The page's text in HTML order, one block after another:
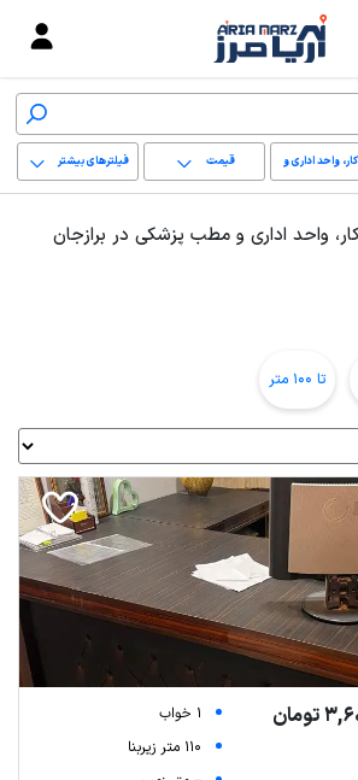
واحد اداری و
پزشکی
قیمت فیلترهای بیشتر
واحد اداری و مطب پزشکی در برازجان
تا 100 متر
1 خواب
110 متر زیربنا